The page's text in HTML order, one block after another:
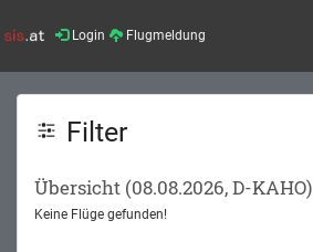
Login Flugmeldung
Filter
Übersicht (08.08.2026, D-KAHO)
Keine Flüge gefunden!